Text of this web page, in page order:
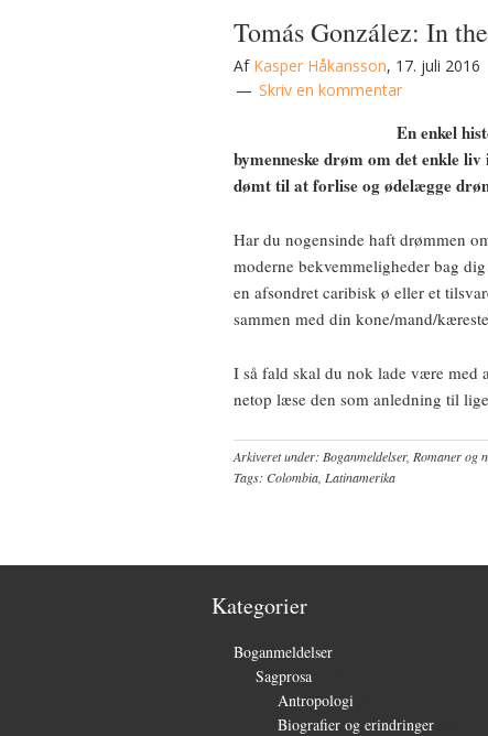
Tomás González: In
Af Kasper Håkansson, 17. juli 2016
Skriv en kommentar
En enkel
bymenneske drøm om det enkle
dømt til at forlise og ødelægge
Har du nogensinde haft drømmen
moderne bekvemmeligheder bag
en afsondret caribisk ø eller et
sammen med din kone/mand/
I så fald skal du nok lade være med
netop læse den som anledning til
Arkiveret under: Boganmeldelser, Romaner og
Tags: Colombia Latinamerika
Kategorier
Boganmeldelser
Sagprosa
Antropologi
Biografier og erindringer